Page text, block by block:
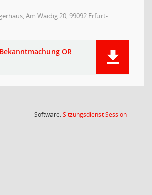
Am Waidig 20, 99092 Erfurt-
OR
Software:SitzungsdienstSession(Wird in